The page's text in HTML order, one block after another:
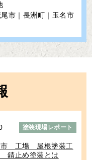
市｜長洲町｜玉名市
塗装現場レポート
市 工場 屋根塗装工
止め塗装とは